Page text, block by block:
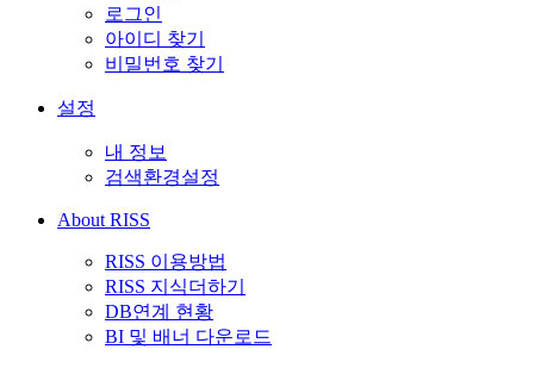
로그인
아이디 찾기
비밀번호 찾기
설정
내 정보
검색환경설정
About RISS
RISS 이용방법
RISS 지식더하기
DB연계 현황
BI 및 배너 다운로드